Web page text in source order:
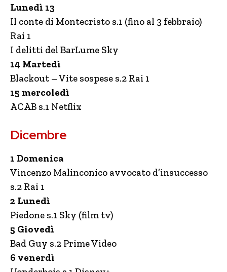
Lunedì 13
Il conte di Montecristo s.1 (fino al 3 febbraio)
Rai 1
I delitti del BarLume Sky
14 Martedì
Blackout – Vite sospese s.2 Rai 1
15 mercoledì
ACAB s.1 Netflix
Dicembre
1 Domenica
Vincenzo Malinconico avvocato d’insuccesso
s.2 Rai 1
2 Lunedì
Piedone s.1 Sky (film tv)
5 Giovedì
Bad Guy s.2 Prime Video
6 venerdì